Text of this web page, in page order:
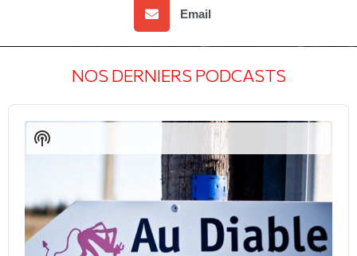
Email
NOS DERNIERS PODCASTS
Audio
Player
Show